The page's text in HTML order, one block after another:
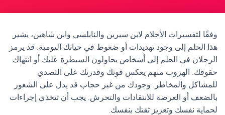
وفقًا لتفسيرات الأحلام لابن سيرين والنابلسي وابن شاهين، يشير
هذا الحلم إلى وجود تهديدات أو ضغوط في حياتك اليومية. قد يرمز
الرجلان في الحلم إلى أشخاص يحاولون السيطرة عليك أو انتهاك
حقوقك. الهروب منهم يعكس قوتك وقدرتك على التصدي
للمشاكل والمخاطر. وجودك من غير حجاب قد يدل على الشعور
بالضعف أو العرضة للانتقادات والتحرش. يجب أن تتخذي إجراءات
لحماية نفسك وتعزيز ثقتك بنفسك.